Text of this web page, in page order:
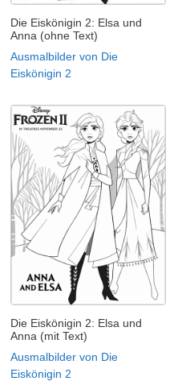
Die Eiskönigin 2: Elsa und
Anna (ohne Text)
Ausmalbilder von Die
Eiskönigin 2
Die Eiskönigin 2: Elsa und
Anna (mit Text)
Ausmalbilder von Die
Eiskönigin 2